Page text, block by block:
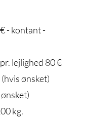
- kontant -
lejlighed 80 €
ønsket)
kg.